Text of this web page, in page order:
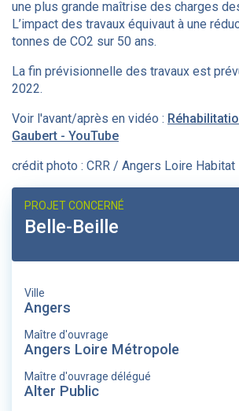
une plus grande maîtrise des charges
L’impact des travaux équivaut à une
tonnes de CO2 sur 50 ans.
La fin prévisionnelle des travaux est
2022.
Voir l'avant/après en vidéo :
Gaubert - YouTube
crédit photo : CRR / Angers Loire Habitat
PROJET CONCERNÉ
Belle-Beille
Ville
Angers
Maître d'ouvrage
Angers Loire Métropole
Maître d'ouvrage délégué
Alter Public